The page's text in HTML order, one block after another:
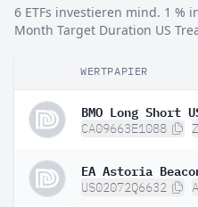
6 ETFs investieren mind. 1 %
Month Target Duration US
WERTPAPIER
BMO Long Short
CA09663E1088
US02072Q6632